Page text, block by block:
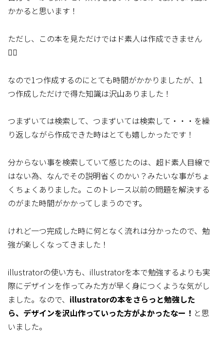
かかると思います！
ただし、この本を見ただけではド素人は作成できません
🤷‍♀️
なので1つ作成するのにとても時間がかかりましたが、1
つ作成しただけで得た知識は沢山ありました！
つまずいては検索して、つまずいては検索して・・・を繰
り返しながら作成できた時はとても嬉しかったです！
分からない事を検索していて感じたのは、超ド素人目線で
はない為、なんでその説明省くのかい？みたいな事がちょ
くちょくありました。このトレース以前の問題を解決する
のがまた時間がかかってしまうのです。
けれど一つ完成した時に何となく流れは分かったので、勉
強が楽しくなってきました！
illustratorの使い方も、illustratorを本で勉強するよりも実
際にデザインを作ってみた方が早く身につくような気がし
ました。なので、 illustratorの本をさらっと勉強した
ら、デザインを沢山作っていった方がよかったなー！ と思
いました。